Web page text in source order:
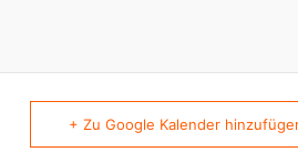
+ Zu Google Kalender